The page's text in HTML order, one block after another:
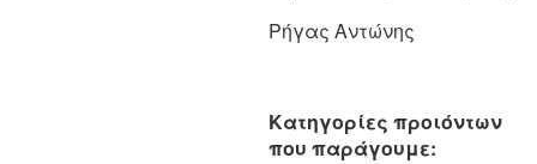
Ρήγας Αντώνης
Κατηγορίες προιόντων
που παράγουμε: